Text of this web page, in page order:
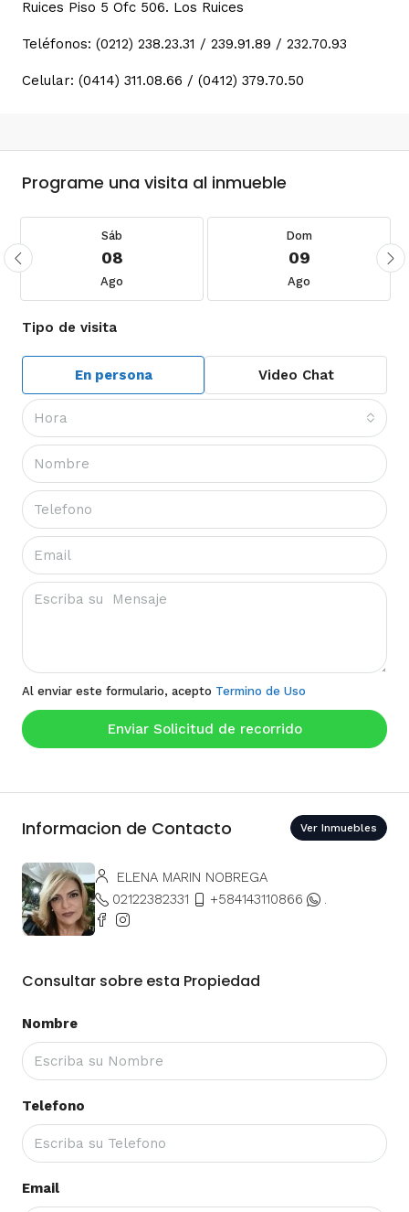
Ruices Piso 5 Ofc 506. Los Ruices
Teléfonos: (0212) 238.23.31 / 239.91.89 / 232.70.93
Celular: (0414) 311.08.66 / (0412) 379.70.50
Programe una visita al inmueble
Sáb
08
Ago
Dom
09
Ago
Tipo de visita
En persona Video Chat
Hora
Al enviar este formulario, acepto Termino de Uso
Enviar Solicitud de recorrido
Informacion de Contacto Ver Inmuebles
ELENA MARIN NOBREGA
02122382331
+584143110866 .
Consultar sobre esta Propiedad
Nombre
Telefono
Email